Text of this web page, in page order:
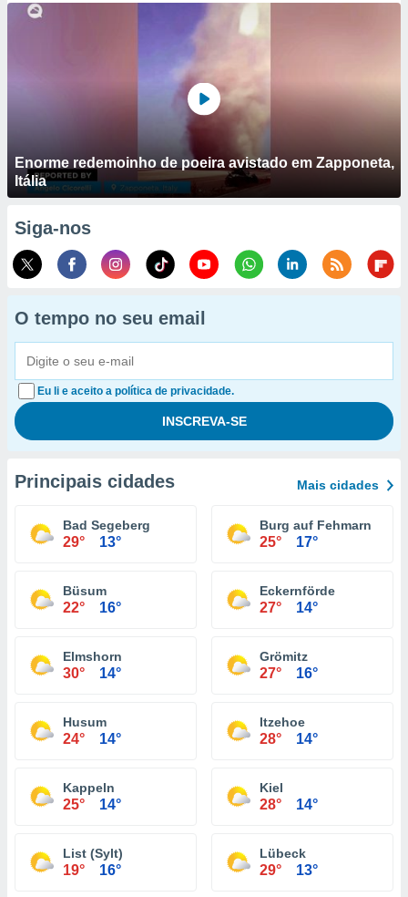
Enorme redemoinho de poeira avistado em Zapponeta,
Itália
Siga-nos
O tempo no seu email
Eu li e aceito a política de privacidade.
Principais cidades Mais cidades
Bad Segeberg
29° 13°
Burg auf Fehmarn
25° 17°
Büsum
22° 16°
Eckernförde
27° 14°
Elmshorn
30° 14°
Grömitz
27° 16°
Husum
24° 14°
Itzehoe
28° 14°
Kappeln
25° 14°
Kiel
28° 14°
List (Sylt)
19° 16°
Lübeck
29° 13°